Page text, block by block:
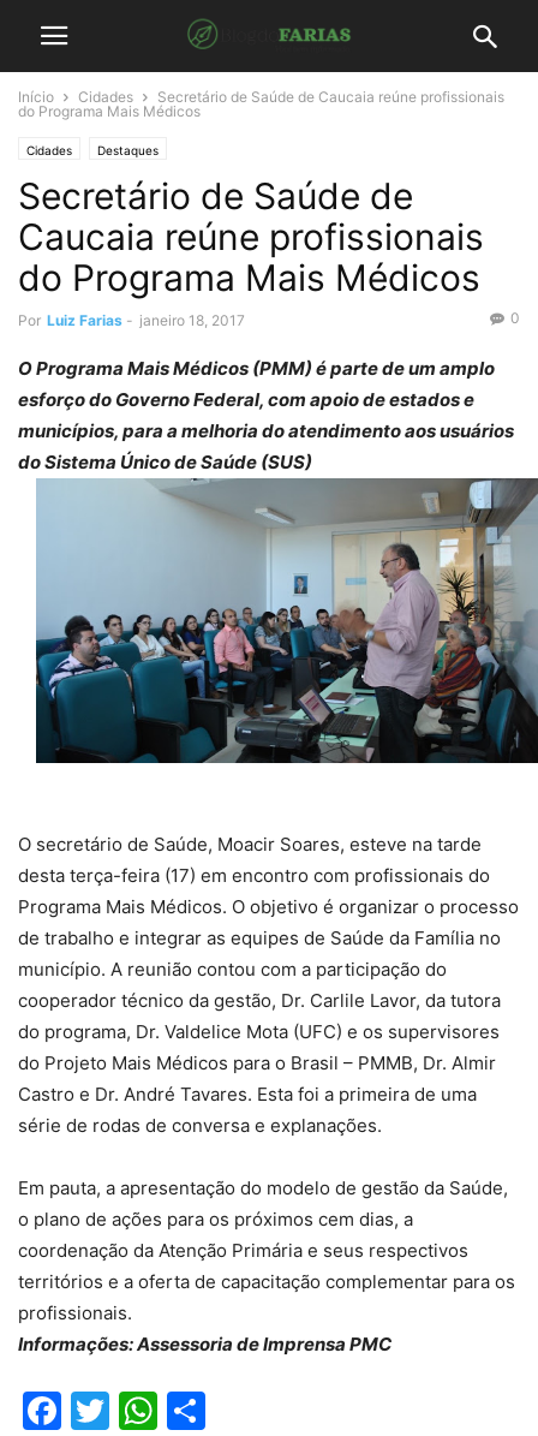
Início Cidades
Secretário de Saúde de Caucaia reúne profissionais
do Programa Mais Médicos
Cidades Destaques
Secretário de Saúde de
Caucaia reúne profissionais
do Programa Mais Médicos
Por Luiz Farias - janeiro 18, 2017 0
O Programa Mais Médicos (PMM) é parte de um amplo
esforço do Governo Federal, com apoio de estados e
municípios, para a melhoria do atendimento aos usuários
do Sistema Único de Saúde (SUS)
O secretário de Saúde, Moacir Soares, esteve na tarde
desta terça-feira (17) em encontro com profissionais do
Programa Mais Médicos. O objetivo é organizar o processo
de trabalho e integrar as equipes de Saúde da Família no
município. A reunião contou com a participação do
cooperador técnico da gestão, Dr. Carlile Lavor, da tutora
do programa, Dr. Valdelice Mota (UFC) e os supervisores
do Projeto Mais Médicos para o Brasil – PMMB, Dr. Almir
Castro e Dr. André Tavares. Esta foi a primeira de uma
série de rodas de conversa e explanações.
Em pauta, a apresentação do modelo de gestão da Saúde,
o plano de ações para os próximos cem dias, a
coordenação da Atenção Primária e seus respectivos
territórios e a oferta de capacitação complementar para os
profissionais.
Informações: Assessoria de Imprensa PMC
Facebook
TwitterWhatsApp